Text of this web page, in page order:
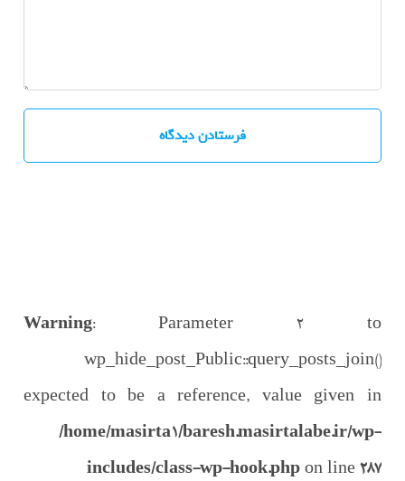
Warning: Parameter 2 to
wp_hide_post_Public::query_posts_join()
expected to be a reference, value given in
/home/masirta1/baresh.masirtalabe.ir/wp-
includes/class-wp-hook.phpon line 287